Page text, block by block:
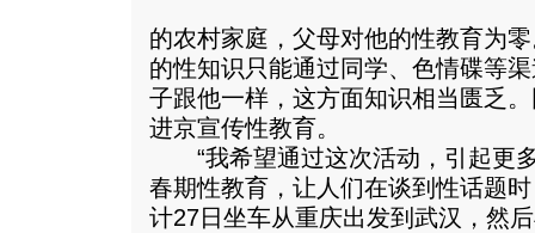
的农村家庭，父母对他的性教育为
的性知识只能通过同学、色情碟等
子跟他一样，这方面知识相当匮乏
进京宣传性教育。
“我希望通过这次活动，引起更
春期性教育，让人们在谈到性话题
计27日坐车从重庆出发到武汉，然